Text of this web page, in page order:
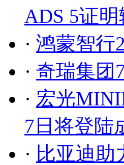
ADS 5证
· 鸿蒙智行
· 奇瑞集团
· 宏光
7日将登陆
· 比亚迪助